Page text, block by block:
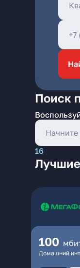
Поиск
16
100
Домашний